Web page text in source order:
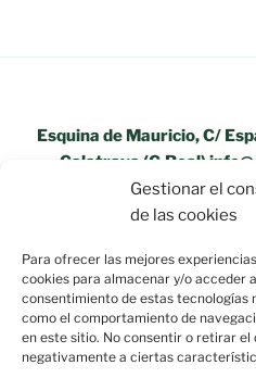
Gestionar el
de las cookies
Para ofrecer las mejores
cookies para almacenar y/o acceder
consentimiento de estas tecnologías
como el comportamiento de
en este sitio. No consentir o retirar
negativamente a ciertas
Esquina de Mauricio, C/
Calatrava (C.Real)
«Aviso Legal»